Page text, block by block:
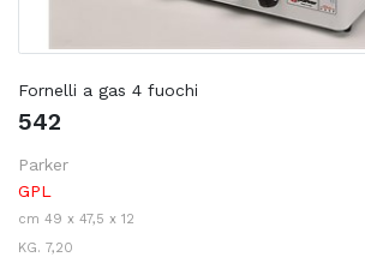
Fornelli a gas 4 fuochi
542
Parker
GPL
cm 49 x 47,5 x 12
KG. 7,20